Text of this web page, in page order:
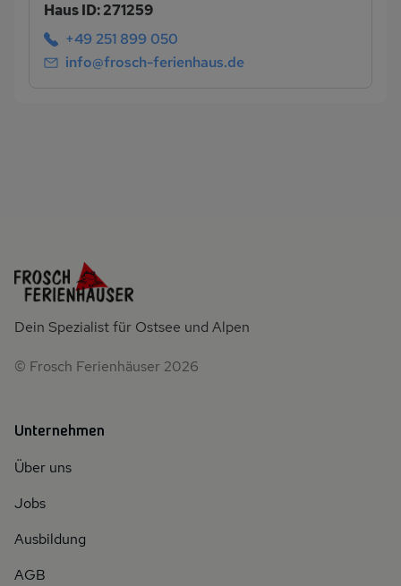
Haus ID: 271259
+49 251 899 050
info@frosch-ferienhaus.de
Dein Spezialist für Ostsee und Alpen
© Frosch Ferienhäuser 2026
Unternehmen
Über uns
Jobs
Ausbildung
AGB